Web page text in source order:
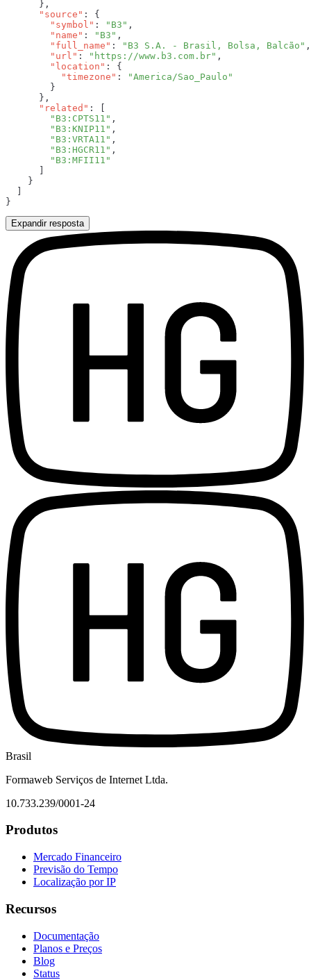
      "source"
        "symbol"
: "B3"
        "name"
: "B3"
        "full_name"
:
"B3 S.A. - Brasil, Bolsa, Balcão"
        "url"
: "https://www.b3.com.br"
        "location"
          "timezone"
:
      "related"
        "B3:CPTS11"
        "B3:KNIP11"
        "B3:VRTA11"
        "B3:HGCR11"
Expandir resposta
Brasil
Formaweb Serviços de Internet Ltda.
10.733.239/0001-24
Produtos
Mercado Financeiro
Previsão do Tempo
Localização por IP
Recursos
Documentação
Planos e Preços
Blog
Status